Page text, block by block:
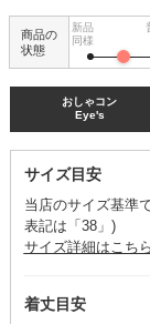
商品の
状態
新品
同様
おしゃコン
Eye's
サイズ目安
当店のサイズ基準
表記は「38」)
サイズ詳細はこちら
着丈目安